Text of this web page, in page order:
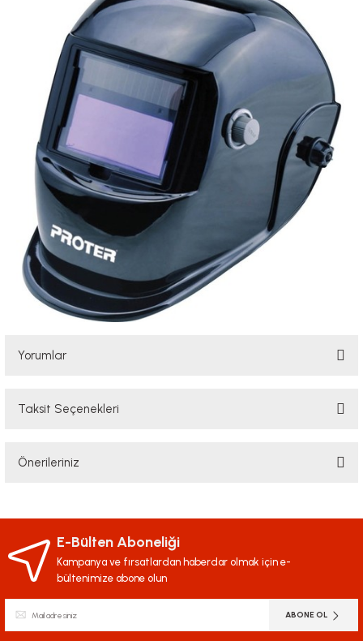
Yorumlar
Taksit Seçenekleri
Önerileriniz
iletebilirsiniz.
Görüş ve önerileriniz için teşekkür ederiz.
Ürün açıklamasında eksik bilgiler bulunuyor.
E-Bülten Aboneliği
Kampanya ve fırsatlardan haberdar olmak için e-
bültenimize abone olun
ABONE OL